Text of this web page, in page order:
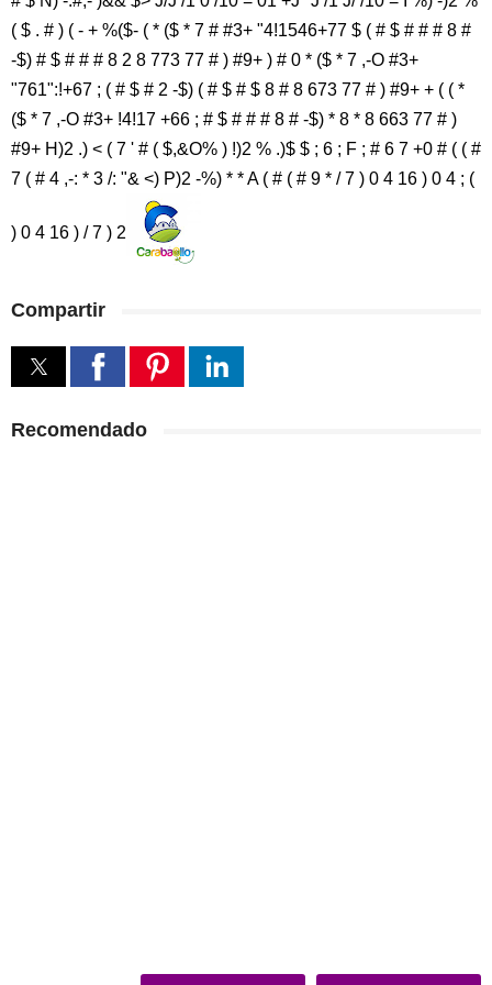
( $ . # ) ( - + %($- ( * ($ * 7 # #3+ "4!1546+77 $ ( # $ # # # 8 #
-$) # $ # # # 8 2 8 773 77 # ) #9+ ) # 0 * ($ * 7 ,-O #3+
"761":!+67 ; ( # $ # 2 -$) ( # $ # $ 8 # 8 673 77 # ) #9+ + ( ( *
($ * 7 ,-O #3+ !4!17 +66 ; # $ # # # 8 # -$) * 8 * 8 663 77 # )
#9+ H)2 .) < ( 7 ' # ( $,&O% ) !)2 % .)$ $ ; 6 ; F ; # 6 7 +0 # ( ( #
7 ( # 4 ,-: * 3 /: "& <) P)2 -%) * * A ( # ( # 9 * / 7 ) 0 4 16 ) 0 4 ; (
) 0 4 16 ) / 7 ) 2
Compartir
Recomendado